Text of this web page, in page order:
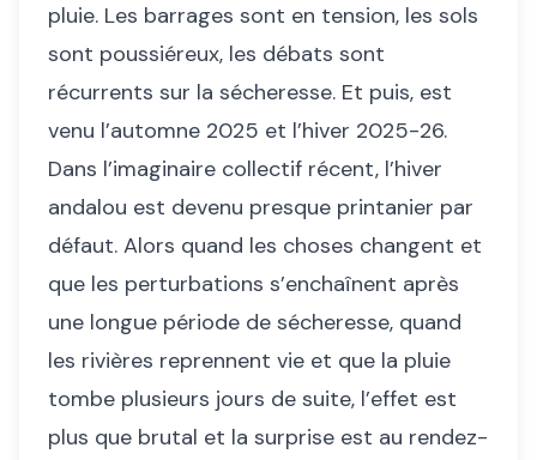
pluie. Les barrages sont en tension, les sols
sont poussiéreux, les débats sont
récurrents sur la sécheresse. Et puis, est
venu l’automne 2025 et l’hiver 2025-26.
Dans l’imaginaire collectif récent, l’hiver
andalou est devenu presque printanier par
défaut. Alors quand les choses changent et
que les perturbations s’enchaînent après
une longue période de sécheresse, quand
les rivières reprennent vie et que la pluie
tombe plusieurs jours de suite, l’effet est
plus que brutal et la surprise est au rendez-